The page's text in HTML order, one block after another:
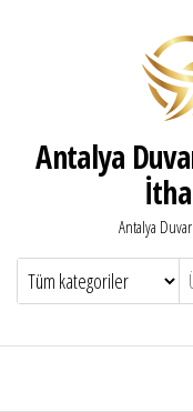
Antalya
Antalya